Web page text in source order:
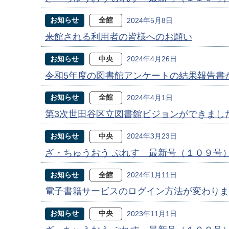
お知らせ 全館 2024年5月8日
来館される利用者の皆様へのお願い
お知らせ 中央 2024年4月26日
令和5年度の図書館アンケートの結果報告書
お知らせ 全館 2024年4月1日
第3次世田谷区立図書館ビジョンができまし
お知らせ 中央 2024年3月23日
ざ・ちゅうおう ぷれす 最新号（１０９号）
お知らせ 全館 2024年1月11日
電子書籍サービスのログイン方法が変わりま
お知らせ 中央 2023年11月1日